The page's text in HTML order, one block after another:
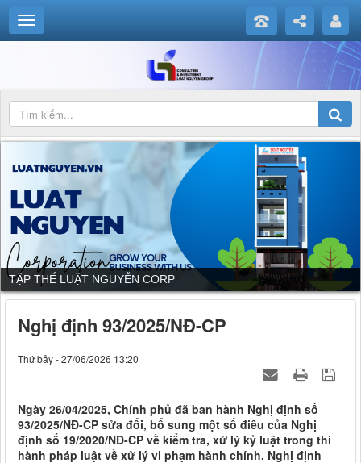
TẬP THỂ LUẬT NGUYỄN CORP
Nghị định 93/2025/NĐ-CP
Thứ bảy - 27/06/2026 13:20
Ngày 26/04/2025, Chính phủ đã ban hành Nghị định số
93/2025/NĐ-CP sửa đổi, bổ sung một số điều của Nghị
định số 19/2020/NĐ-CP về kiểm tra, xử lý kỷ luật trong thi
hành pháp luật về xử lý vi phạm hành chính. Nghị định